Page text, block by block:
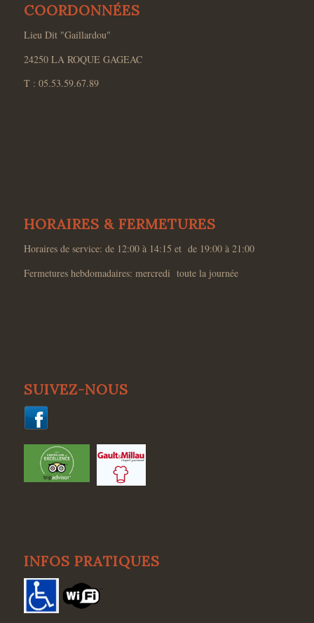
COORDONNÉES
Lieu Dit "Gaillardou"
24250 LA ROQUE GAGEAC
T : 05.53.59.67.89
HORAIRES & FERMETURES
Horaires de service: de 12:00 à 14:15 et de 19:00 à 21:00
Fermetures hebdomadaires: mercredi toute la journée
SUIVEZ-NOUS
INFOS PRATIQUES